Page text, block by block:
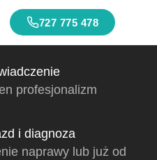
727 775 478
profesjonalizm
i diagnoza
naprawy lub już od